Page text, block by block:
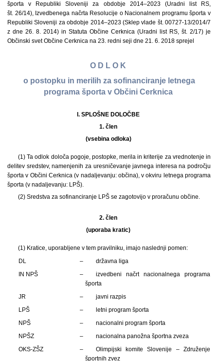
športa v Republiki Sloveniji za obdobje 2014–2023 (Uradni list RS,
št. 26/14), Izvedbenega načrta Resolucije o Nacionalnem programu športa v
Republiki Sloveniji za obdobje 2014–2023 (Sklep vlade št. 00727-13/2014/7
z dne 26. 8. 2014) in Statuta Občine Cerknica (Uradni list RS, št. 2/17) je
Občinski svet Občine Cerknica na 23. redni seji dne 21. 6. 2018 sprejel
O D L O K
o postopku in merilih za sofinanciranje letnega
programa športa v Občini Cerknica
I. SPLOŠNE DOLOČBE
1. člen
(vsebina odloka)
(1) Ta odlok določa pogoje, postopke, merila in kriterije za vrednotenje in
delitev sredstev, namenjenih za uresničevanje javnega interesa na področju
športa v Občini Cerknica (v nadaljevanju: občina), v okviru letnega programa
športa (v nadaljevanju: LPŠ).
(2) Sredstva za sofinanciranje LPŠ se zagotovijo v proračunu občine.
2. člen
(uporaba kratic)
(1) Kratice, uporabljene v tem pravilniku, imajo naslednji pomen:
DL
–
državna liga
IN NPŠ
–
izvedbeni načrt nacionalnega programa
športa
JR
–
javni razpis
LPŠ
–
letni program športa
NPŠ
–
nacionalni program športa
NPŠZ
–
nacionalna panožna športna zveza
OKS-ZŠZ
–
Olimpijski komite Slovenije – Združenje
športnih zvez